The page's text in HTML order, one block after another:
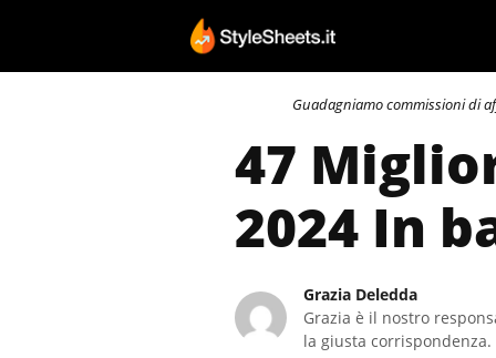
contenuto
Guadagniamo commissioni di
47
2024 In
Grazia Deledda
Grazia è il nostro
la giusta